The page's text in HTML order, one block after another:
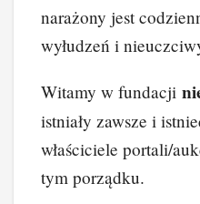
b
o
o
k
st
n
narażony jest
wyłudzeń i
Witamy w fundacji
istniały zawsze i
właściciele portali/
tym porządku.